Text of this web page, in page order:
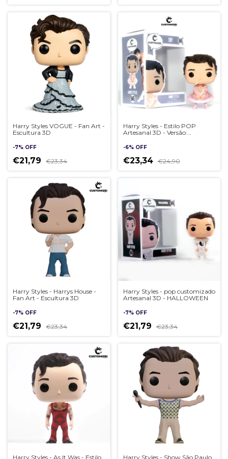
Harry Styles VOGUE - Fan Art -
Escultura 3D
-7% OFF
€21,79 €23,34
Harry Styles - Estilo POP
Artesanal 3D - Versão:
-6% OFF
€23,34 €24,90
Harry Styles - Harrys House -
Fan Art - Escultura 3D
-7% OFF
€21,79 €23,34
Harry Styles - pop customizado
Artesanal 3D - HALLOWEEN
-7% OFF
€21,79 €23,34
Harry Styles - As It Was - Estilo
Harry Styles - Show São Paulo